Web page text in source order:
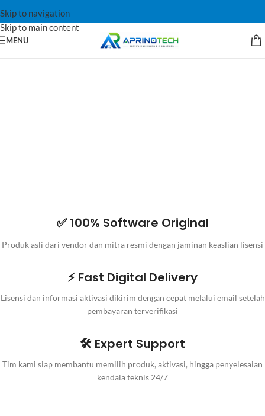
Skip to navigation
Skip to main content
MENU
✅ 100% Software Original
Produk asli dari vendor dan mitra resmi dengan jaminan keaslian lisensi
⚡ Fast Digital Delivery
Lisensi dan informasi aktivasi dikirim dengan cepat melalui email setelah
pembayaran terverifikasi
🛠️ Expert Support
Tim kami siap membantu memilih produk, aktivasi, hingga penyelesaian
kendala teknis 24/7